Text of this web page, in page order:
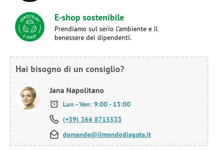
E-shop sostenibile
Prendiamo sul serio l'ambiente e il
benessere dei dipendenti.
Hai bisogno di un consiglio?
Jana Napolitano
Lun - Ven: 9:00 - 13:00
(+39) 366 8715533
domande@ilmondodiagata.it